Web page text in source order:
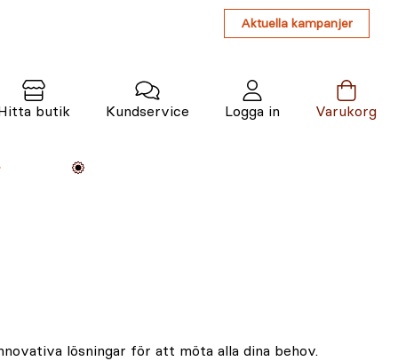
Aktuella kampanjer
butik Kundservice Logga in Varukorg